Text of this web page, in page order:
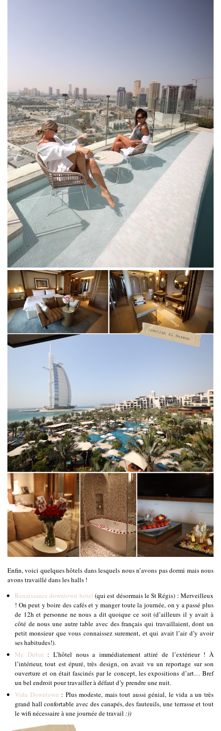
Enfin, voici quelques hôtels dans lesquels nous n’avons pas dormi mais nous
avons travaillé dans les halls !
Renaissance downtown hotel (qui est désormais le St Régis) : Merveilleux
! On peut y boire des cafés et y manger toute la journée, on y a passé plus
de 12h et personne ne nous a dit quoique ce soit (d’ailleurs il y avait à
côté de nous une autre table avec des français qui travaillaient, dont un
petit monsieur que vous connaissez surement, et qui avait l’air d’y avoir
ses habitudes!).
Me Dubai : L’hôtel nous a immédiatement attiré de l’extérieur ! À
l’intérieur, tout est épuré, très design, on avait vu un reportage sur son
ouverture et on était fascinés par le concept, les expositions d’art… Bref
un bel endroit pour travailler à défaut d’y prendre une nuit.
Vida Downtown : Plus modeste, mais tout aussi génial, le vida a un très
grand hall confortable avec des canapés, des fauteuils, une terrasse et tout
le wifi nécessaire à une journée de travail :))